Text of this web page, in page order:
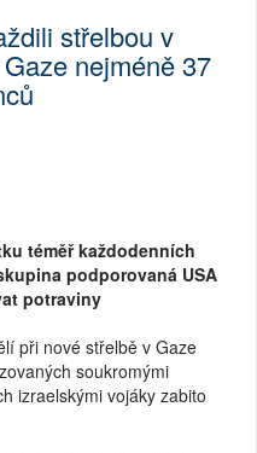
střelbou v
nejméně 37
téměř každodenních
podporovaná USA
potraviny
při nové střelbě v Gaze
soukromými
izraelskými vojáky zabito